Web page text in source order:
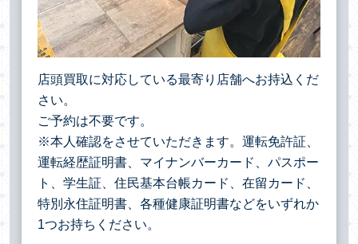
店頭買取に対応している最寄り店舗へお持込くだ
さい。
ご予約は不要です。
※本人確認をさせていただきます。運転免許証、
運転経歴証明書、マイナンバーカード、パスポー
ト、学生証、住民基本台帳カード、在留カード、
特別永住証明書、各種健康証明書などをいずれか
1つお持ちください。